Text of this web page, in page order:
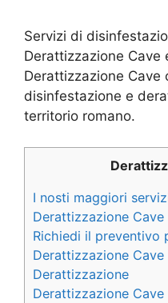
Servizi di
Derattizzazione Cave
Derattizzazione Cave
disinfestazione e
territorio romano.
I nosti maggiori
Derattizzazione Cave
Richiedi il preventivo
Derattizzazione Cave
Derattizzazione
Derattizzazione Cave